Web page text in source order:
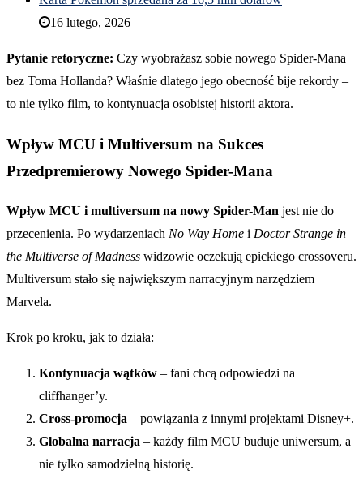
16 lutego, 2026
Pytanie retoryczne: Czy wyobrażasz sobie nowego Spider-Mana
bez Toma Hollanda? Właśnie dlatego jego obecność bije rekordy –
to nie tylko film, to kontynuacja osobistej historii aktora.
Wpływ MCU i Multiversum na Sukces
Przedpremierowy Nowego Spider-Mana
Wpływ MCU i multiversum na nowy Spider-Man jest nie do
przecenienia. Po wydarzeniach No Way Home i Doctor Strange in
the Multiverse of Madness widzowie oczekują epickiego crossoveru.
Multiversum stało się największym narracyjnym narzędziem
Marvela.
Krok po kroku, jak to działa:
Kontynuacja wątków – fani chcą odpowiedzi na
cliffhanger’y.
Cross-promocja – powiązania z innymi projektami Disney+.
Globalna narracja – każdy film MCU buduje uniwersum, a
nie tylko samodzielną historię.